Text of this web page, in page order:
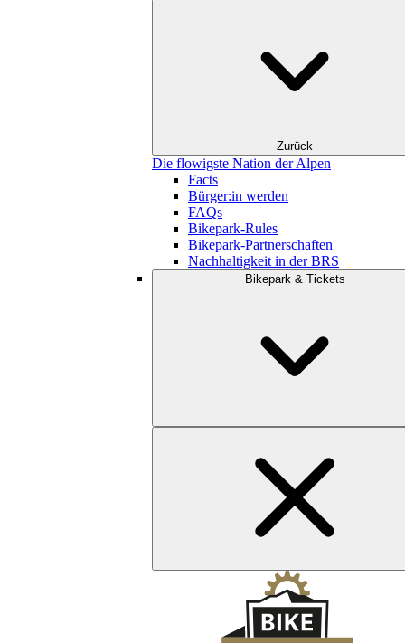
Zurück
Die flowigste Nation der Alpen
Facts
Bürger:in werden
FAQs
Bikepark-Rules
Bikepark-Partnerschaften
Nachhaltigkeit in der BRS
Bikepark & Tickets